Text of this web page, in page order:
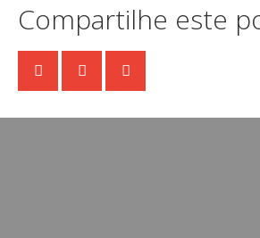
Compartilhe este